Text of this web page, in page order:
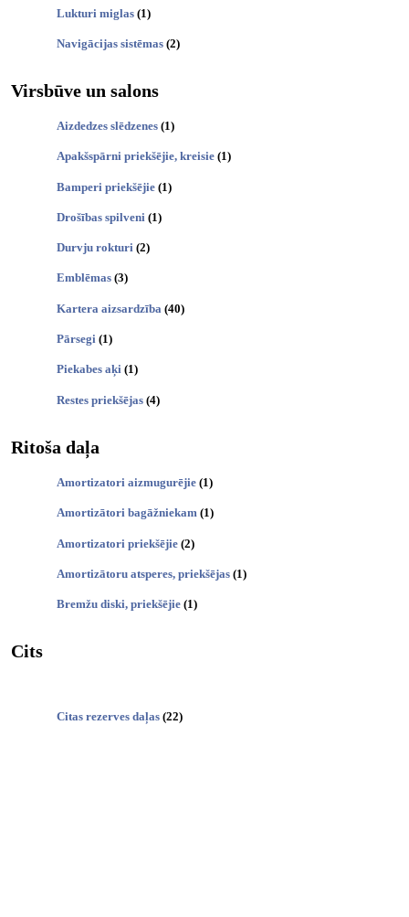
Lukturi miglas (1)
Navigācijas sistēmas (2)
Virsbūve un salons
Aizdedzes slēdzenes (1)
Apakšspārni priekšējie, kreisie (1)
Bamperi priekšējie (1)
Drošības spilveni (1)
Durvju rokturi (2)
Emblēmas (3)
Kartera aizsardzība (40)
Pārsegi (1)
Piekabes aķi (1)
Restes priekšējas (4)
Ritoša daļa
Amortizatori aizmugurējie (1)
Amortizātori bagāžniekam (1)
Amortizatori priekšējie (2)
Amortizātoru atsperes, priekšējas (1)
Bremžu diski, priekšējie (1)
Cits
Citas rezerves daļas (22)